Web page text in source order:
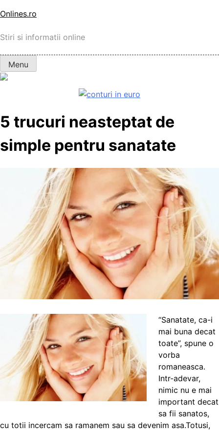
Skip
content
Onlines.ro
Stiri si informatii online
Menu
5 trucuri neasteptat de
simple pentru sanatate
“Sanatate, ca-i
mai buna decat
toate”, spune o
vorba
romaneasca.
Intr-adevar,
nimic nu e mai
important decat
sa fii sanatos,
cu totii incercam sa ramanem sau sa devenim asa.Totusi,